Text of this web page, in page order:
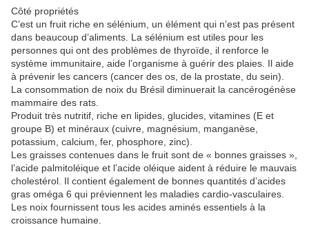
Côté propriétés
C’est un fruit riche en sélénium, un élément qui n’est pas présent
dans beaucoup d’aliments. La sélénium est utiles pour les
personnes qui ont des problèmes de thyroïde, il renforce le
système immunitaire, aide l’organisme à guérir des plaies. Il aide
à prévenir les cancers (cancer des os, de la prostate, du sein).
La consommation de noix du Brésil diminuerait la cancérogénèse
mammaire des rats.
Produit très nutritif, riche en lipides, glucides, vitamines (E et
groupe B) et minéraux (cuivre, magnésium, manganèse,
potassium, calcium, fer, phosphore, zinc).
Les graisses contenues dans le fruit sont de « bonnes graisses »,
l’acide palmitoléique et l’acide oléique aident à réduire le mauvais
cholestérol. Il contient également de bonnes quantités d’acides
gras oméga 6 qui préviennent les maladies cardio-vasculaires.
Les noix fournissent tous les acides aminés essentiels à la
croissance humaine.